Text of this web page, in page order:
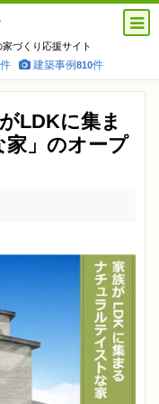
づくり応援サイト
件 建築事例810件
LDKに集ま
」のオープ